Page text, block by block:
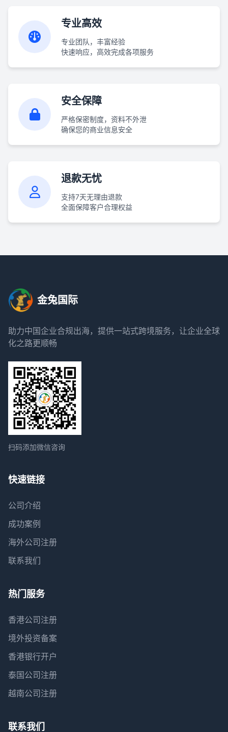
专业高效
专业团队，丰富经验
快速响应，高效完成各项服务
安全保障
严格保密制度，资料不外泄
确保您的商业信息安全
退款无忧
支持7天无理由退款
全面保障客户合理权益
金兔国际
助力中国企业合规出海，提供一站式跨境服务，让企业全球
化之路更顺畅
扫码添加微信咨询
快速链接
公司介绍
成功案例
海外公司注册
联系我们
热门服务
香港公司注册
境外投资备案
香港银行开户
泰国公司注册
越南公司注册
联系我们